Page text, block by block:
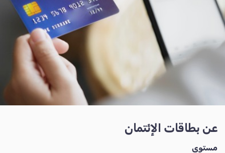
عن بطاقات الإئتمان
مستوى